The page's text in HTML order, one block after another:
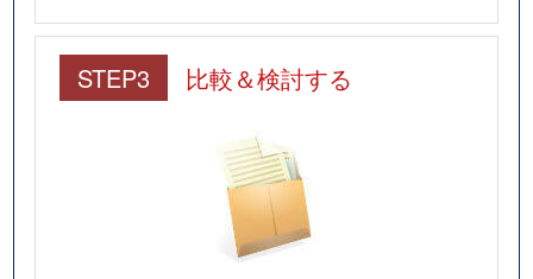
STEP3 比較＆検討する